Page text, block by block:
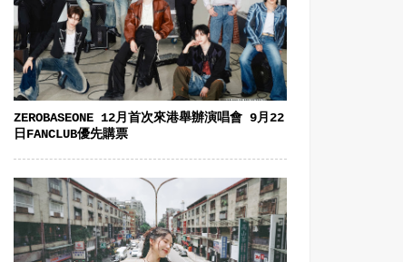
ZEROBASEONE 12月首次來港舉辦演唱會 9月22
日FANCLUB優先購票